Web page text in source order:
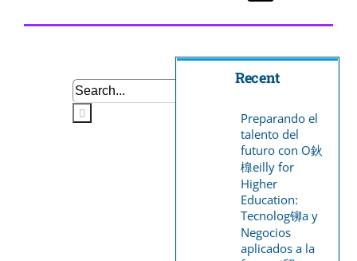
Search
for:
Recent
Preparando el
talento del
futuro con O鈥
橰eilly for
Higher
Education:
Tecnolog铆a y
Negocios
aplicados a la